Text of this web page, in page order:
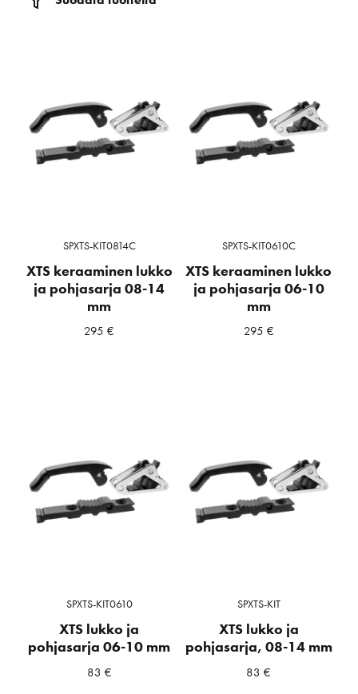
SPXTS-KIT0814C
XTS keraaminen lukko
ja pohjasarja 08-14
mm
295€
SPXTS-KIT0610C
XTS keraaminen lukko
ja pohjasarja 06-10
mm
295 €
SPXTS-KIT0610
XTS lukko ja
pohjasarja 06-10 mm
83 €
SPXTS-KIT
XTS lukko ja
pohjasarja, 08-14 mm
83€